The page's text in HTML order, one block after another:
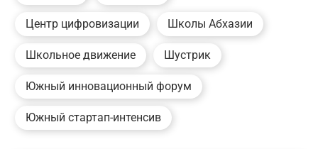
Центр цифровизации Школы Абхазии
Школьное движение Шустрик
Южный инновационный форум
Южный стартап-интенсив